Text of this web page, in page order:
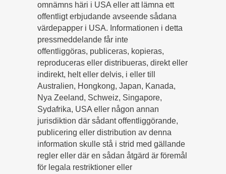
omnämns häri i USA eller att lämna ett
offentligt erbjudande avseende sådana
värdepapper i USA. Informationen i detta
pressmeddelande får inte
offentliggöras, publiceras, kopieras,
reproduceras eller distribueras, direkt eller
indirekt, helt eller delvis, i eller till
Australien, Hongkong, Japan, Kanada,
Nya Zeeland, Schweiz, Singapore,
Sydafrika, USA eller någon annan
jurisdiktion där sådant offentliggörande,
publicering eller distribution av denna
information skulle stå i strid med gällande
regler eller där en sådan åtgärd är föremål
för legala restriktioner eller